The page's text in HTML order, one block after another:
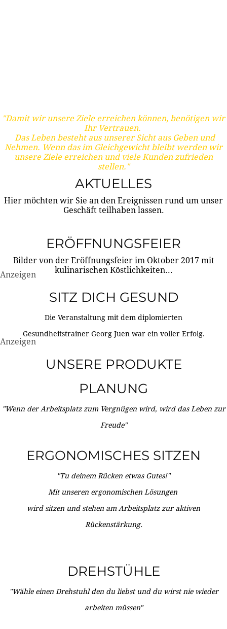
"Damit wir unsere Ziele erreichen können, benötigen wir
Ihr Vertrauen.
Das Leben besteht aus unserer Sicht aus Geben und
Nehmen. Wenn das im Gleichgewicht bleibt werden wir
unsere Ziele erreichen und viele Kunden zufrieden
stellen."
AKTUELLES
Hier möchten wir Sie an den Ereignissen rund um unser
Geschäft teilhaben lassen.
ERÖFFNUNGSFEIER
Bilder von der Eröffnungsfeier im Oktober 2017 mit
kulinarischen Köstlichkeiten...
Anzeigen
SITZ DICH GESUND
Die Veranstaltung mit dem diplomierten
Gesundheitstrainer Georg Juen war ein voller Erfolg.
Anzeigen
UNSERE PRODUKTE
PLANUNG
"Wenn der Arbeitsplatz zum Vergnügen wird, wird das Leben zur
Freude"
ERGONOMISCHES SITZEN
"Tu deinem Rücken etwas Gutes!"
Mit unseren ergonomischen Lösungen
wird sitzen und stehen am Arbeitsplatz zur aktiven
Rückenstärkung.
DREHSTÜHLE
"Wähle einen Drehstuhl den du liebst und du wirst nie wieder
arbeiten müssen"